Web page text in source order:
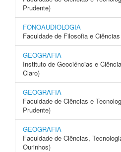
Prudente)
FONOAUDIOLOGIA
Faculdade de Filosofia e
GEOGRAFIA
Instituto de Geociências e
Claro)
GEOGRAFIA
Faculdade de Ciências e
Prudente)
GEOGRAFIA
Faculdade de Ciências,
Ourinhos)